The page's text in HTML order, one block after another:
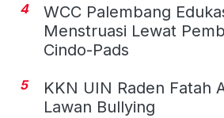
4
WCC Palembang
Menstruasi Lewat
Cindo-Pads
5
KKN UIN Raden Fatah
Lawan Bullying